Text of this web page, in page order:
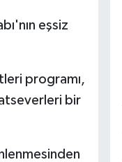
eşsiz
programı,
bir